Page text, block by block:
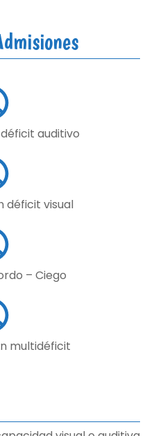
auditivo
déficit visual
– Ciego
multidéficit